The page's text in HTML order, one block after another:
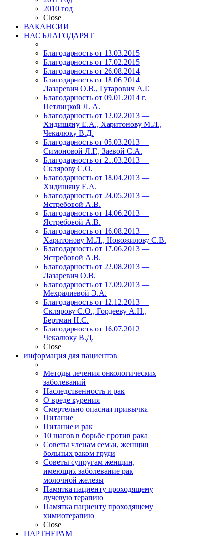
2010 год
Close
ВАКАНСИИ
НАС БЛАГОДАРЯТ
Благодарность от 13.03.2015
Благодарность от 17.02.2015
Благодарность от 26.08.2014
Благодарность от 18.06.2014 —
Лазаревич О.В., Гутарович А.Г.
Благодарность от 09.01.2014 г.
Петлицкой Л. А.
Благодарность от 12.02.2013 —
Хидишяну Е.А., Харитонову М.Л.,
Чекалюку В.Д.
Благодарность от 05.03.2013 —
Симоновой Л.Г., Заевой С.А.
Благодарность от 21.03.2013 —
Склярову С.О.
Благодарность от 18.04.2013 —
Хидишяну Е.А.
Благодарность от 24.05.2013 —
Ястребовой А.В.
Благодарность от 14.06.2013 —
Ястребовой А.В.
Благодарность от 16.08.2013 —
Харитонову М.Л., Новожилову С.В.
Благодарность от 17.06.2013 —
Ястребовой А.В.
Благодарность от 22.08.2013 —
Лазаревич О.В.
Благодарность от 17.09.2013 —
Мехралиевой Э.А.
Благодарность от 12.12.2013 —
Склярову С.О., Гордееву А.Н.,
Бертман Н.С.
Благодарность от 16.07.2012 —
Чекалюку В.Д.
Close
информация для пациентов
Методы лечения онкологических
заболеваний
Наследственность и рак
О вреде курения
Смертельно опасная привычка
Питание
Питание и рак
10 шагов в борьбе против рака
Советы членам семьи, женщин
больных раком груди
Советы супругам женщин,
имеющих заболевание рак
молочной железы
Памятка пациенту проходящему
лучевую терапию
Памятка пациенту проходящему
химиотерапию
Close
ПАРТНЕРАМ